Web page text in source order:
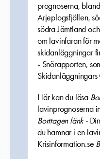
prognoserna,
Arjeplogsfjällen,
södra Jämtland
om lavinfaran för
skidanläggningar
- Snörapporten,
Här kan du läsa
lavinprognoserna
Borttagen länk -
du hamnar i en
Krisinformation.se